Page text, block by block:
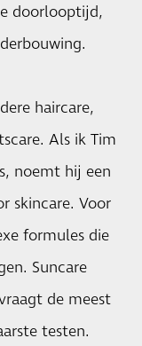
doorlooptijd,
haircare,
Als ik Tim
noemt hij een
skincare. Voor
formules die
Suncare
de meest
testen.